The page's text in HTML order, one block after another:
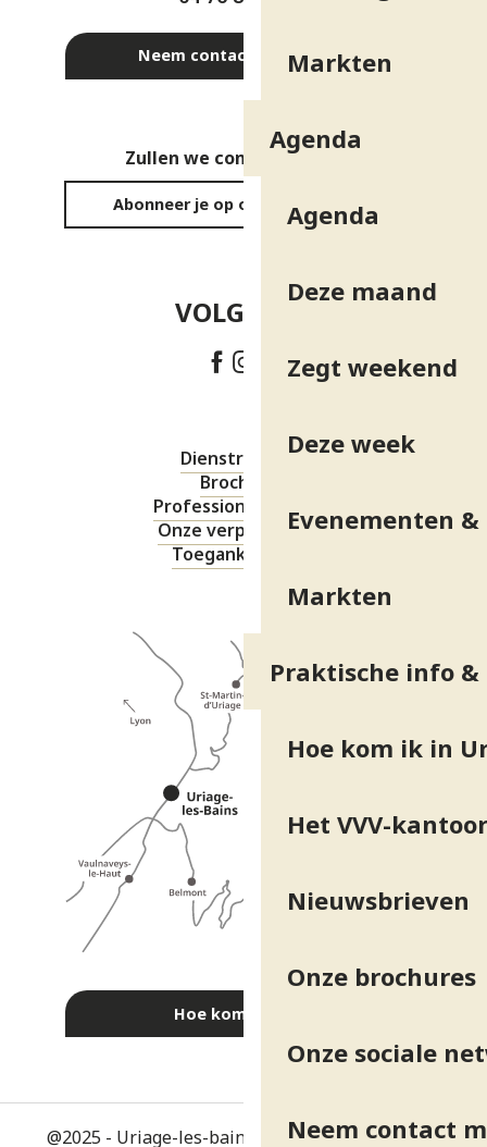
Markten
Agenda
Agenda
Deze maand
Zegt weekend
Deze week
Evenementen
Markten
Praktische info
Hoe kom ik in
Het VVV-kantoor
Nieuwsbrieven
Onze brochures
Onze sociale
Neem contact
Neem contact met ons op
Zullen we contact houden?
Abonneer je op onze nieuwsbrief
VOLG ONS!
Dienstregeling
Brochures
Professionele ruimte
Onze verplichtingen
Toegankelijkheid
Hoe kom ik daar?
@2025 - Uriage-les-bains Juridische informatie-